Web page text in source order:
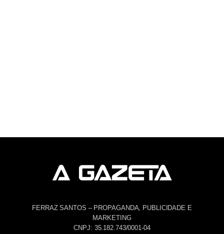
FERRAZ SANTOS – PROPAGANDA, PUBLICIDADE E
MARKETING
CNPJ: 35.182.743/0001-04